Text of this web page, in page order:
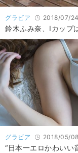
グラビア 2018/07/24
鈴木ふみ奈、Iカップ
グラビア 2018/05/08
“日本一エロかわいい